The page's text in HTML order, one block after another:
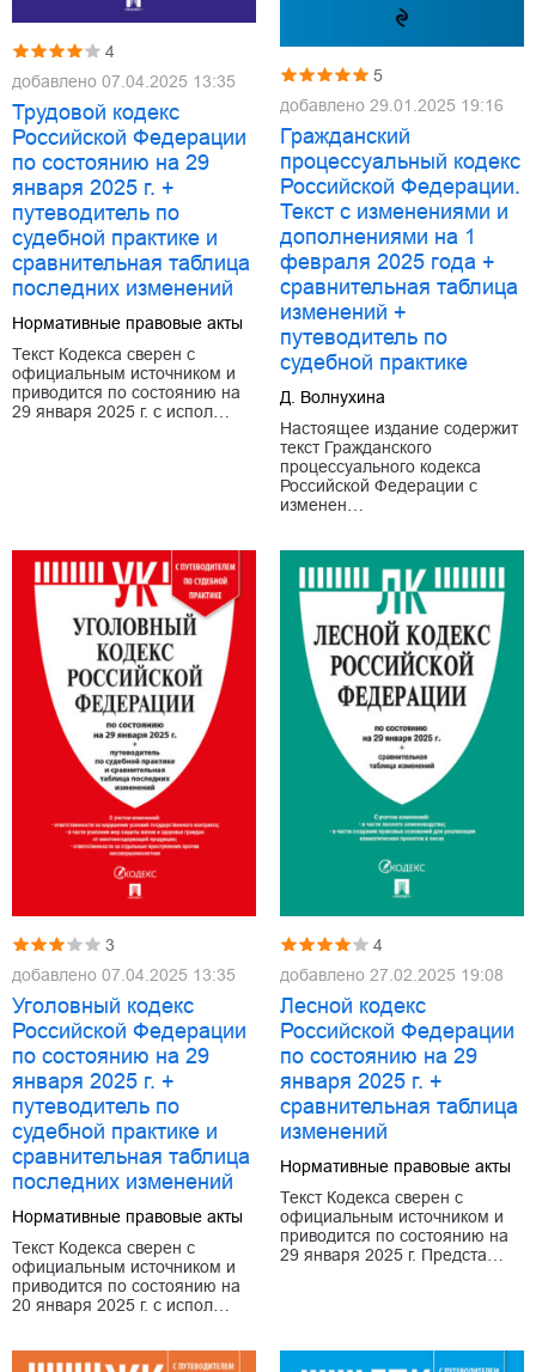
4
добавлено 07.04.2025 13:35
Трудовой кодекс
Российской Федерации
по состоянию на 29
января 2025 г. +
путеводитель по
судебной практике и
сравнительная таблица
последних изменений
Нормативные правовые акты
Текст Кодекса сверен с
официальным источником и
приводится по состоянию на
29 января 2025 г. с испол…
5
добавлено 29.01.2025 19:16
Гражданский
процессуальный кодекс
Российской Федерации.
Текст с изменениями и
дополнениями на 1
февраля 2025 года +
сравнительная таблица
изменений +
путеводитель по
судебной практике
Д. Волнухина
Настоящее издание содержит
текст Гражданского
процессуального кодекса
Российской Федерации с
изменен…
3
добавлено 07.04.2025 13:35
Уголовный кодекс
Российской Федерации
по состоянию на 29
января 2025 г. +
путеводитель по
судебной практике и
сравнительная таблица
последних изменений
Нормативные правовые акты
Текст Кодекса сверен с
официальным источником и
приводится по состоянию на
20 января 2025 г. с испол…
4
добавлено 27.02.2025 19:08
Лесной кодекс
Российской Федерации
по состоянию на 29
января 2025 г. +
сравнительная таблица
изменений
Нормативные правовые акты
Текст Кодекса сверен с
официальным источником и
приводится по состоянию на
29 января 2025 г. Предста…